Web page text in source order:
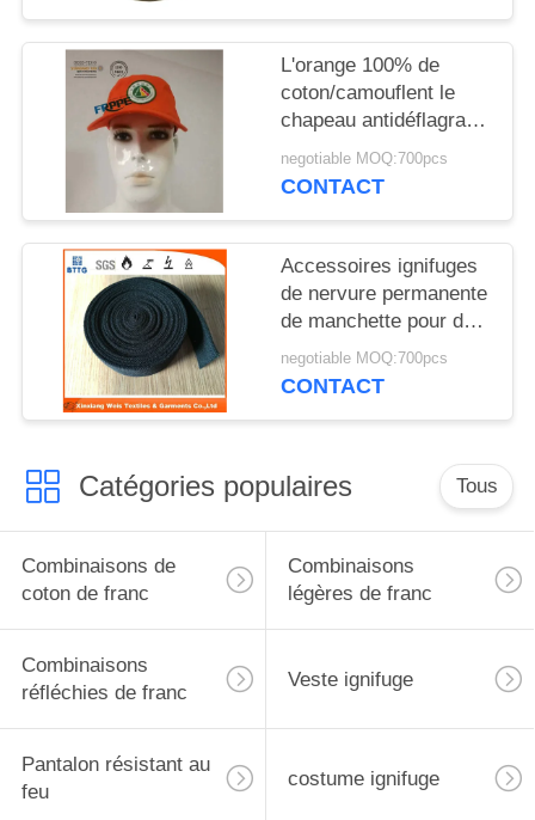
L'orange 100% de
coton/camouflent le
chapeau antidéflagrant
protecteur de sécurité
negotiable MOQ:700pcs
CONTACT
Accessoires ignifuges
de nervure permanente
de manchette pour des
vêtements de travail de
franc protecteurs
negotiable MOQ:700pcs
CONTACT
Catégories populaires Tous
Combinaisons de
coton de franc
Combinaisons
légères de franc
Combinaisons
réfléchies de franc
Veste ignifuge
Pantalon résistant au
feu
costume ignifuge